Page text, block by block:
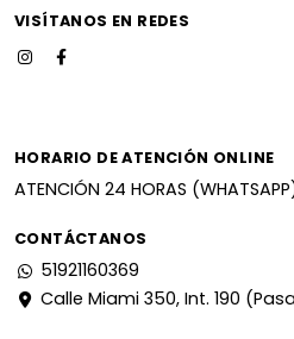
VISÍTANOS EN REDES
HORARIO DE ATENCIÓN ONLINE
ATENCIÓN 24 HORAS
CONTÁCTANOS
51921160369
Calle Miami 350, Int. 190